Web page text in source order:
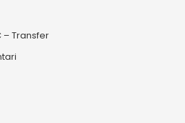
– Transfer